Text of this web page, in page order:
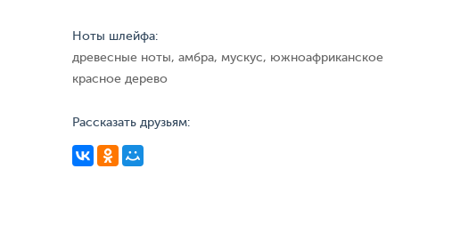
Ноты шлейфа:
древесные ноты, амбра, мускус, южноафриканское
красное дерево
Рассказать друзьям: